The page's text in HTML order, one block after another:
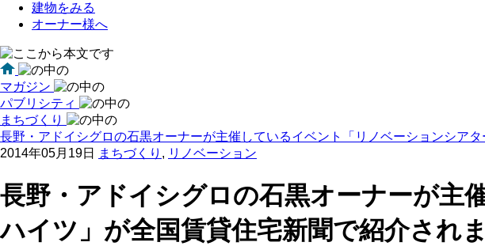
建物をみる
オーナー様へ
マガジン
パブリシティ
まちづくり
長野・アドイシグロの石黒オーナーが主催しているイベント「リノベーションシア
2014年05月19日
まちづくり , リノベーション
長野・アドイシグロの石黒オーナーが主
ハイツ」が全国賃貸住宅新聞で紹介され